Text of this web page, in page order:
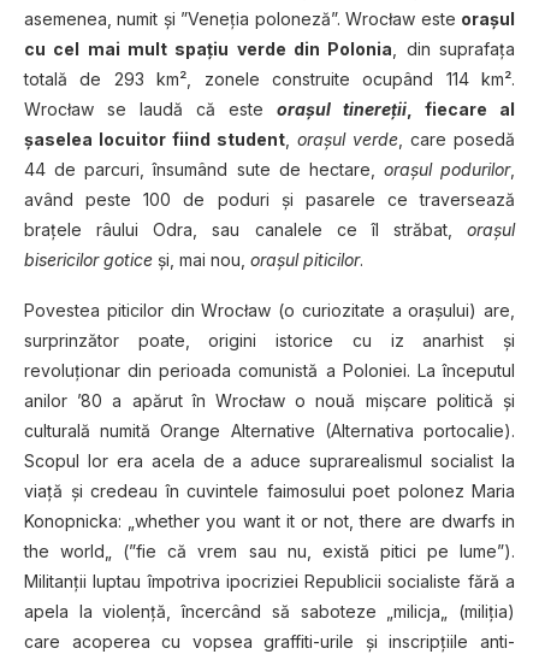
asemenea, numit şi ”Veneţia poloneză”. Wrocław este oraşul
cu cel mai mult spaţiu verde din Polonia , din suprafaţa
totală de 293 km², zonele construite ocupând 114 km².
Wrocław se laudă că este oraşul tinereţii , fiecare al
şaselea locuitor fiind student oraşul verde , care posedă
44 de parcuri, însumând sute de hectare, oraşul podurilor,
având peste 100 de poduri şi pasarele ce traversează
braţele râului Odra, sau canalele ce îl străbat, oraşul
bisericilor gotice şi, mai nou, oraşul piticilor.
Povestea piticilor din Wrocław (o curiozitate a oraşului) are,
surprinzător poate, origini istorice cu iz anarhist şi
revoluţionar din perioada comunistă a Poloniei. La începutul
anilor ’80 a apărut în Wrocław o nouă mişcare politică şi
culturală numită Orange Alternative (Alternativa portocalie).
Scopul lor era acela de a aduce suprarealismul socialist la
viaţă şi credeau în cuvintele faimosului poet polonez Maria
Konopnicka: „whether you want it or not, there are dwarfs in
the world„ (”fie că vrem sau nu, există pitici pe lume”).
Militanţii luptau împotriva ipocriziei Republicii socialiste fără a
apela la violenţă, încercând să saboteze „milicja„ (miliţia)
care acoperea cu vopsea graffiti-urile şi inscripţiile anti-